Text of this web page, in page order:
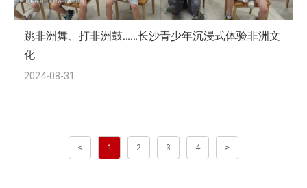
跳非洲舞、打非洲鼓……长沙青少年沉浸式体验非洲文
化
2024-08-31
< 1 2 3 4 >